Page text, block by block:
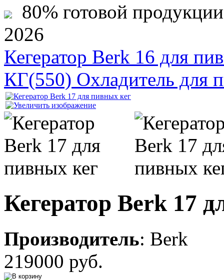
80% готовой
2026
Кегератор Berk 16 для
КГ(550) Охладитель для
Кегератор Berk 17
Производитель: Berk
219000 руб.